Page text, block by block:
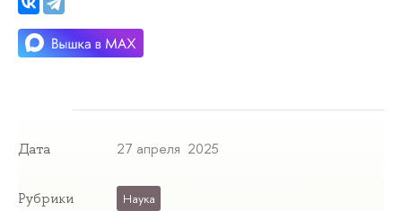
Дата 27 апреля 2025
Рубрики Наука